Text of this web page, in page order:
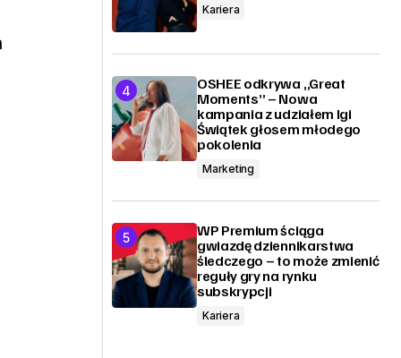
Kariera
OSHEE odkrywa „Great
Moments” – Nowa
kampania z udziałem Igi
Świątek głosem młodego
pokolenia
Marketing
WP Premium ściąga
gwiazdę dziennikarstwa
śledczego – to może zmienić
reguły gry na rynku
subskrypcji
Kariera